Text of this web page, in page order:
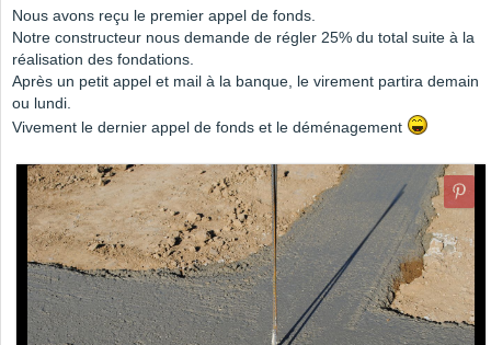
Nous avons reçu le premier appel de fonds.
Notre constructeur nous demande de régler 25% du total suite à la
réalisation des fondations.
Après un petit appel et mail à la banque, le virement partira demain
ou lundi.
Vivement le dernier appel de fonds et le déménagement